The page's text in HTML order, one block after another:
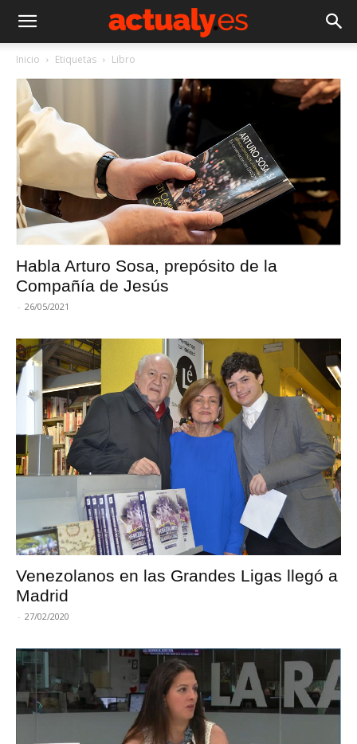
Inicio Etiquetas Libro
Habla Arturo Sosa, prepósito de la
Compañía de Jesús
- 26/05/2021
Venezolanos en las Grandes Ligas llegó a
Madrid
- 27/02/2020